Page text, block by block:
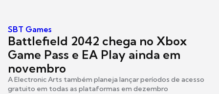
SBT Games
Battlefield 2042 chega no Xbox
Game Pass e EA Play ainda em
novembro
A Electronic Arts também planeja lançar períodos de acesso
gratuito em todas as plataformas em dezembro